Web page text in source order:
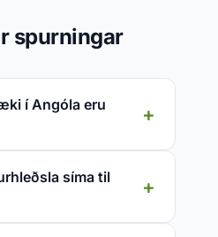
spurningar
í Angóla eru
síma til